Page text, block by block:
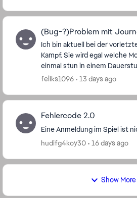
(Bug-?)Problem mit
Ich bin aktuell bei der
Kampf. Sie wird egal welche
einmal stun in einem
falls resetet wird nach ein paar
feliks1096 13 days ago
Fehlercode 2.0
Eine Anmeldung im Spiel ist
hudifg4koy30
16 days ago
Show More